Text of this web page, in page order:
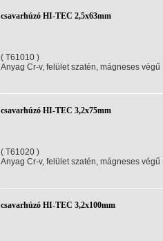
csavarhúzó HI-TEC 2,5x63mm
( T61010 )
Anyag Cr-v, felület szatén, mágneses végű
csavarhúzó HI-TEC 3,2x75mm
( T61020 )
Anyag Cr-v, felület szatén, mágneses végű
csavarhúzó HI-TEC 3,2x100mm